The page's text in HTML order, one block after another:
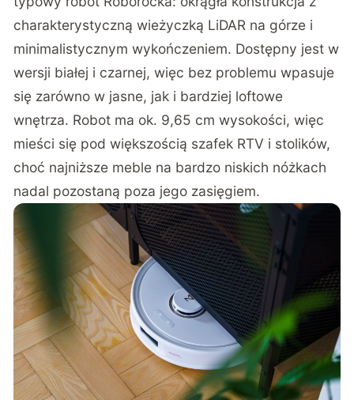
charakterystyczną wieżyczką LiDAR na górze i
minimalistycznym wykończeniem. Dostępny jest w
wersji białej i czarnej, więc bez problemu wpasuje
się zarówno w jasne, jak i bardziej loftowe
wnętrza. Robot ma ok. 9,65 cm wysokości, więc
mieści się pod większością szafek RTV i stolików,
choć najniższe meble na bardzo niskich nóżkach
nadal pozostaną poza jego zasięgiem.